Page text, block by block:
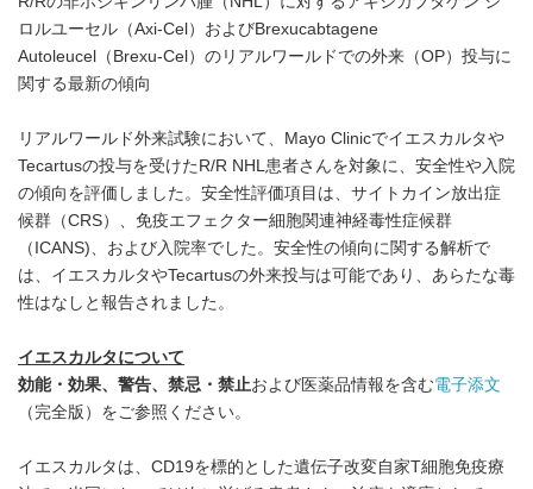
ロルユーセル（Axi-Cel）およびBrexucabtagene
Autoleucel（Brexu-Cel）のリアルワールドでの外来（OP）投与に
関する最新の傾向
リアルワールド外来試験において、Mayo Clinicでイエスカルタや
Tecartusの投与を受けたR/R NHL患者さんを対象に、安全性や入院
の傾向を評価しました。安全性評価項目は、サイトカイン放出症
候群（CRS）、免疫エフェクター細胞関連神経毒性症候群
（ICANS)、および入院率でした。安全性の傾向に関する解析で
は、イエスカルタやTecartusの外来投与は可能であり、あらたな毒
性はなしと報告されました。
イエスカルタについて
効能・効果、警告、禁忌・禁止および医薬品情報を含む電子添文
（完全版）をご参照ください。
イエスカルタは、CD19を標的とした遺伝子改変自家T細胞免疫療